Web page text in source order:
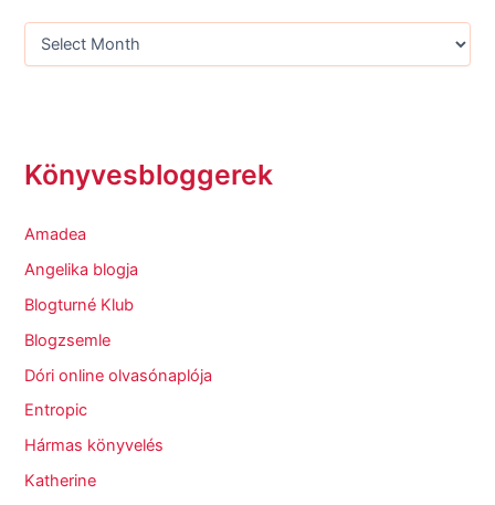
Könyvesbloggerek
Amadea
Angelika blogja
Blogturné Klub
Blogzsemle
Dóri online olvasónaplója
Entropic
Hármas könyvelés
Katherine